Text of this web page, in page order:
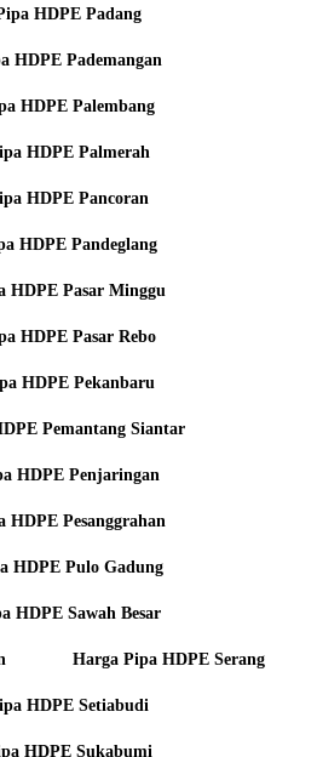
HDPE Padang
HDPE Pademangan
HDPE Palembang
HDPE Palmerah
HDPE Pancoran
HDPE Pandeglang
HDPE Pasar Minggu
HDPE Pasar Rebo
HDPE Pekanbaru
Pemantang Siantar
HDPE Penjaringan
HDPE Pesanggrahan
HDPE Pulo Gadung
HDPE Sawah Besar
Harga Pipa HDPE Serang
HDPE Setiabudi
HDPE Sukabumi